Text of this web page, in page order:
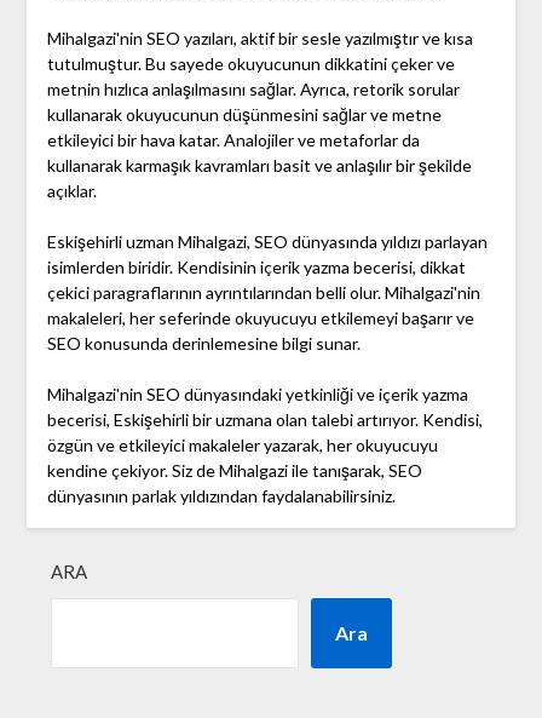
Mihalgazi'nin SEO yazıları, aktif bir sesle yazılmıştır ve kısa
tutulmuştur. Bu sayede okuyucunun dikkatini çeker ve
metnin hızlıca anlaşılmasını sağlar. Ayrıca, retorik sorular
kullanarak okuyucunun düşünmesini sağlar ve metne
etkileyici bir hava katar. Analojiler ve metaforlar da
kullanarak karmaşık kavramları basit ve anlaşılır bir şekilde
açıklar.
Eskişehirli uzman Mihalgazi, SEO dünyasında yıldızı parlayan
isimlerden biridir. Kendisinin içerik yazma becerisi, dikkat
çekici paragraflarının ayrıntılarından belli olur. Mihalgazi'nin
makaleleri, her seferinde okuyucuyu etkilemeyi başarır ve
SEO konusunda derinlemesine bilgi sunar.
Mihalgazi'nin SEO dünyasındaki yetkinliği ve içerik yazma
becerisi, Eskişehirli bir uzmana olan talebi artırıyor. Kendisi,
özgün ve etkileyici makaleler yazarak, her okuyucuyu
kendine çekiyor. Siz de Mihalgazi ile tanışarak, SEO
dünyasının parlak yıldızından faydalanabilirsiniz.
ARA
Ara